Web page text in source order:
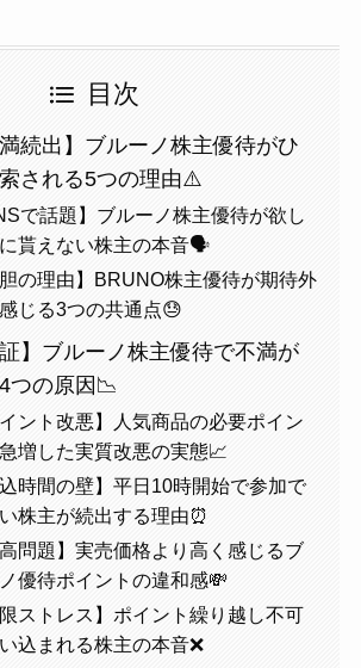
目次
満続出】ブルーノ株主優待がひ
される5つの理由⚠️
で話題】ブルーノ株主優待が欲し
貰えない株主の本音🗣️
胆の理由】BRUNO株主優待が期待外
じる3つの共通点😓
証】ブルーノ株主優待で不満が
つの原因📉
イント改悪】人気商品の必要ポイン
急増した実質改悪の実態📈
込時間の壁】平日10時開始で参加で
株主が続出する理由⏰
高問題】実売価格より高く感じるブ
優待ポイントの違和感💸
限ストレス】ポイント繰り越し不可
込まれる株主の本音❌